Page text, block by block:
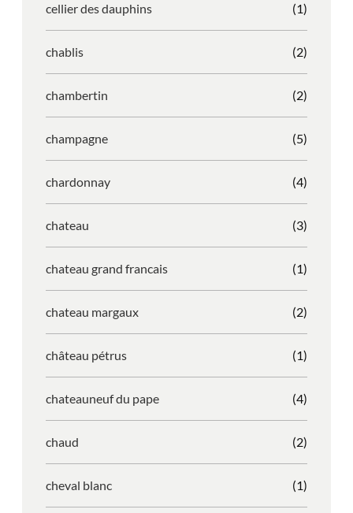
cellier des dauphins (1)
chablis (2)
chambertin (2)
champagne (5)
chardonnay (4)
chateau (3)
chateau grand francais (1)
chateau margaux (2)
château pétrus (1)
chateauneuf du pape (4)
chaud (2)
cheval blanc (1)